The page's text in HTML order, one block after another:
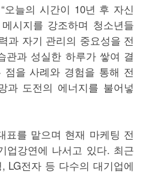
늘의 시간이 10년 후 자신
시지를 강조하며 청소년들
과 자기 관리의 중요성을 전
관과 성실한 하루가 쌓여 결
점을 사례와 경험을 통해 전
과 도전의 에너지를 불어넣
표를 맡으며 현재 마케팅 전
업강연에 나서고 있다. 최근
LG전자 등 다수의 대기업에